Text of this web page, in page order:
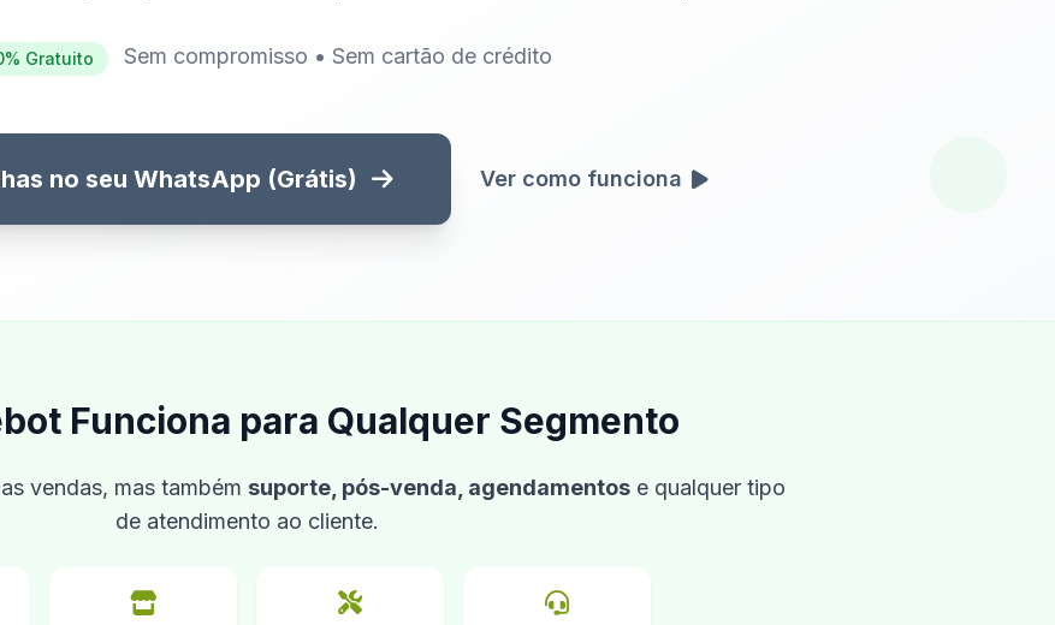
Gratuito Sem compromisso • Sem cartão de crédito
no seu WhatsApp (Grátis) Ver como funciona
Funciona para Qualquer Segmento
vendas, mas também suporte, pós-venda, agendamentose qualquer tipo
de atendimento ao cliente.